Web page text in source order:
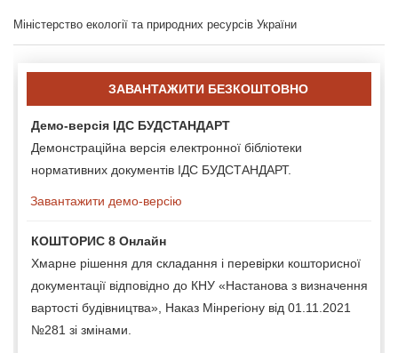
Міністерство екології та природних ресурсів України
ЗАВАНТАЖИТИ БЕЗКОШТОВНО
Демо-версія ІДС БУДСТАНДАРТ
Демонстраційна версія електронної бібліотеки
нормативних документів ІДС БУДСТАНДАРТ.
Завантажити демо-версію
КОШТОРИС 8 Онлайн
Хмарне рішення для складання і перевірки кошторисної
документації відповідно до КНУ «Настанова з визначення
вартості будівництва», Наказ Мінрегіону від 01.11.2021
№281 зі змінами.